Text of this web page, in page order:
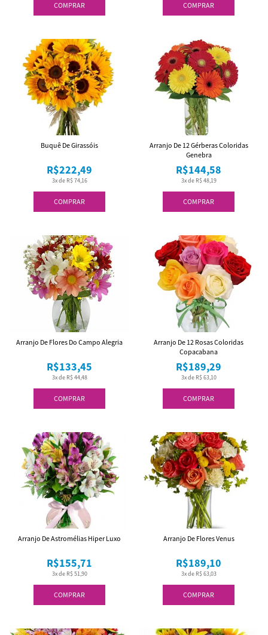
COMPRAR COMPRAR
COMPRAR
3x de R$ 74,16
R$222,49
Buquê De Girassóis
COMPRAR
3x de R$ 48,19
R$144,58
Arranjo De 12 Gérberas Coloridas
Genebra
COMPRAR
3x de R$ 44,48
R$133,45
Arranjo De Flores Do Campo Alegria
COMPRAR
3x de R$ 63,10
R$189,29
Arranjo De 12 Rosas Coloridas
Copacabana
COMPRAR
3x de R$ 51,90
R$155,71
Arranjo De Astromélias Hiper Luxo
COMPRAR
3x de R$ 63,03
R$189,10
Arranjo De Flores Venus